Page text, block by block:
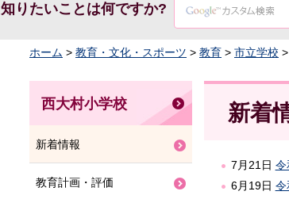
知りたいことは何ですか?
ホーム > 教育・文化・スポーツ > 教育 > 市立学校 >
新着
7月21日 令
6月19日 令
西大村小学校
新着情報
教育計画・評価